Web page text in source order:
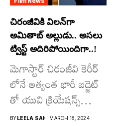
చిరంజీవికి విలన్‌గా
అమితాబ్ అల్లుడు.. అసలు
ట్విస్ట్ అదిరిపోయిందిగా..!
మెగాస్టార్ చిరంజీవి కెరీర్
లోనే అత్యంత భారీ బడ్జెట్
తో యువి క్రియేషన్స్
రూపొందిస్తున్న
BYLEELA SAI MARCH 18, 2024